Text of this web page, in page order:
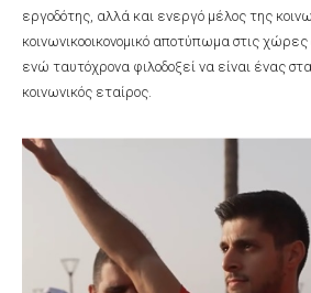
εργοδότης, αλλά και ενεργό μέλος της
κοινωνικοοικονομικό αποτύπωμα στις χώρες
ενώ ταυτόχρονα φιλοδοξεί να είναι ένας
κοινωνικός εταίρος.